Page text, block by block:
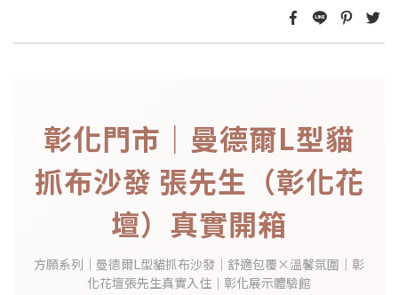
彰化門市｜曼德爾L型貓
抓布沙發 張先生（彰化花
壇）真實開箱
方願系列｜曼德爾L型貓抓布沙發｜舒適包覆×溫馨氛圍｜彰
化花壇張先生真實入住｜彰化展示體驗館